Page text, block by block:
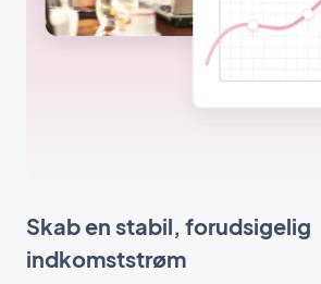
Skab en stabil, forudsigelig
indkomststrøm